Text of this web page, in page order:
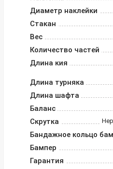
Диаметр наклейки
Стакан
Вес
Количество частей
Длина кия
Длина турняка
Длина шафта
Баланс
Скрутка
Бандажное кольцо
Бампер
Гарантия